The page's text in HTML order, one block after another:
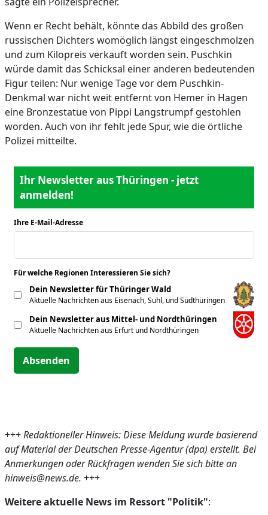
Wenn er Recht behält, könnte das Abbild des großen
russischen Dichters womöglich längst eingeschmolzen
und zum Kilopreis verkauft worden sein. Puschkin
würde damit das Schicksal einer anderen bedeutenden
Figur teilen: Nur wenige Tage vor dem Puschkin-
Denkmal war nicht weit entfernt von Hemer in Hagen
eine Bronzestatue von Pippi Langstrumpf gestohlen
worden. Auch von ihr fehlt jede Spur, wie die örtliche
Polizei mitteilte.
Ihr Newsletter aus Thüringen - jetzt
anmelden!
Ihre E-Mail-Adresse
Für welche Regionen Interessieren Sie sich?
Dein Newsletter für Thüringer Wald
Aktuelle Nachrichten aus Eisenach, Suhl, und Südthüringen
Dein Newsletter aus Mittel- und Nordthüringen
Aktuelle Nachrichten aus Erfurt und Nordthüringen
Absenden
+++Redaktioneller Hinweis: Diese Meldung wurde basierend
auf Material der Deutschen Presse-Agentur (dpa) erstellt. Bei
Anmerkungen oder Rückfragen wenden Sie sich bitte an
hinweis@news.de. +++
Weitere aktuelle News im Ressort "Politik":